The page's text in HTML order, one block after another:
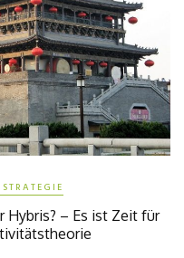
Hybris? – Es ist Zeit für